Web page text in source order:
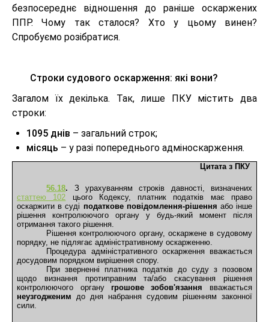
безпосереднє відношення до раніше оскаржених
ППР. Чому так сталося? Хто у цьому винен?
Спробуємо розібратися.
Строки судового оскарження: які вони?
Загалом їх декілька. Так, лише ПКУ містить два
строки:
1095 днів – загальний строк;
місяць – у разі попереднього адміноскарження.
Цитата з ПКУ
56.18.
статтею 102 цього Кодексу, платник податків має право
оскаржити в суді податкове повідомлення-рішення або інше
рішення контролюючого органу у будь-який момент після
отримання такого рішення.
Рішення контролюючого органу, оскаржене в судовому
порядку, не підлягає адміністративному оскарженню.
Процедура адміністративного оскарження вважається
досудовим порядком вирішення спору.
При зверненні платника податків до суду з позовом
щодо визнання протиправним та/або скасування рішення
контролюючого органу грошове зобов'язання
вважається
неузгодженим до дня набрання судовим рішенням законної
сили.